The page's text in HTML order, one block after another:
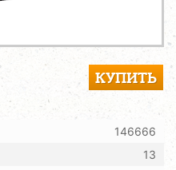
КУПИТЬ
146666
13